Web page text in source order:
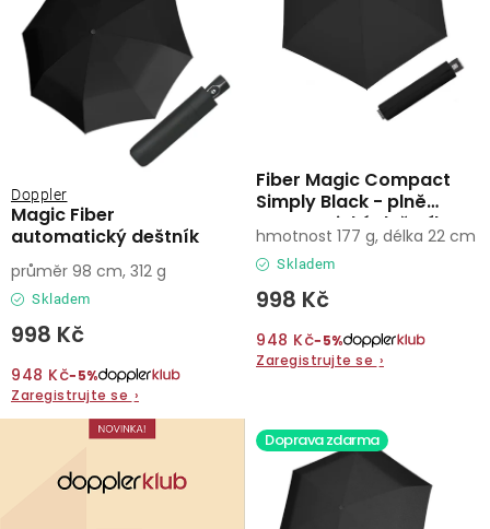
Magic Fiber
automatický deštník
Doppler
Skladem
998 Kč
948 Kč−5%
Zaregistrujte se ›
průměr 98 cm, 312 g
Fiber Magic Compact
Simply Black - plně
automatický deštník
Skladem
998 Kč
948 Kč−5%
Zaregistrujte se ›
hmotnost 177 g, délka 22 cm
Doprava zdarma